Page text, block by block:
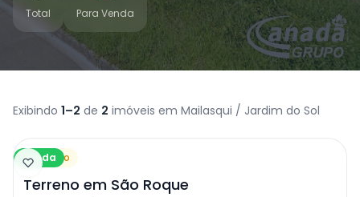
Total Para Venda
Exibindo 1–2 de 2 imóveis em Mailasqui / Jardim do Sol
Venda
Terreno
Terreno em São Roque